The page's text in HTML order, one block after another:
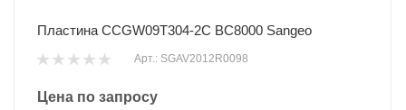
Пластина CCGW09T304-2C BC8000 Sangeo
Арт.: SGAV2012R0098
Цена по запросу